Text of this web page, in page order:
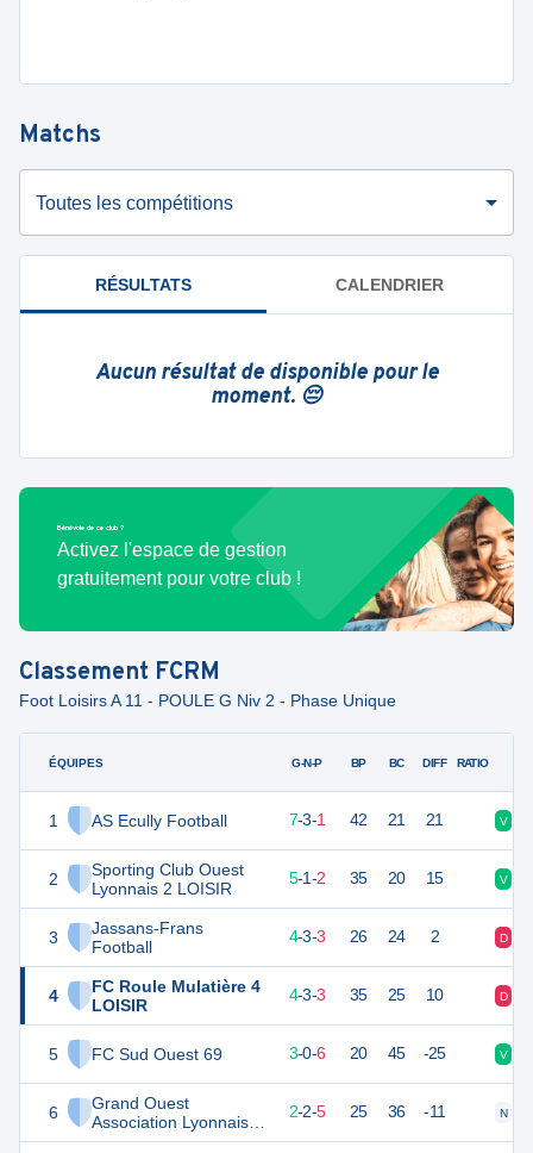
Matchs
Toutes les compétitions
RÉSULTATS CALENDRIER
Aucun résultat de disponible pour le
moment. 😔
Bénévole de ce club ?
Activez l'espace de gestion
gratuitement pour votre club !
Classement FCRM
Foot Loisirs A 11 - POULE G Niv 2 - Phase Unique
ÉQUIPES
1 AS Ecully Football
2
Sporting Club Ouest
Lyonnais 2 LOISIR
3
Jassans-Frans
Football
4
FC Roule Mulatière 4
LOISIR
5 FC Sud Ouest 69
6
Grand Ouest
Association Lyonnaise
2
G-N-P BP BC DIFF RATIO
24 7-3-1 42 21 21 V
16 5-1-2 35 20 15 V
4-3-3 26 24 2 D
15 10 4-3-3 35 25 10 D
9 3-0-6 20 45 -25 V
2-2-5 25 36 -11 N